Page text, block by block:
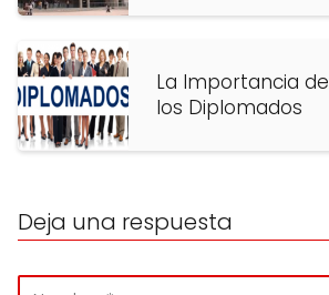
La Importancia de
los Diplomados
Deja una respuesta